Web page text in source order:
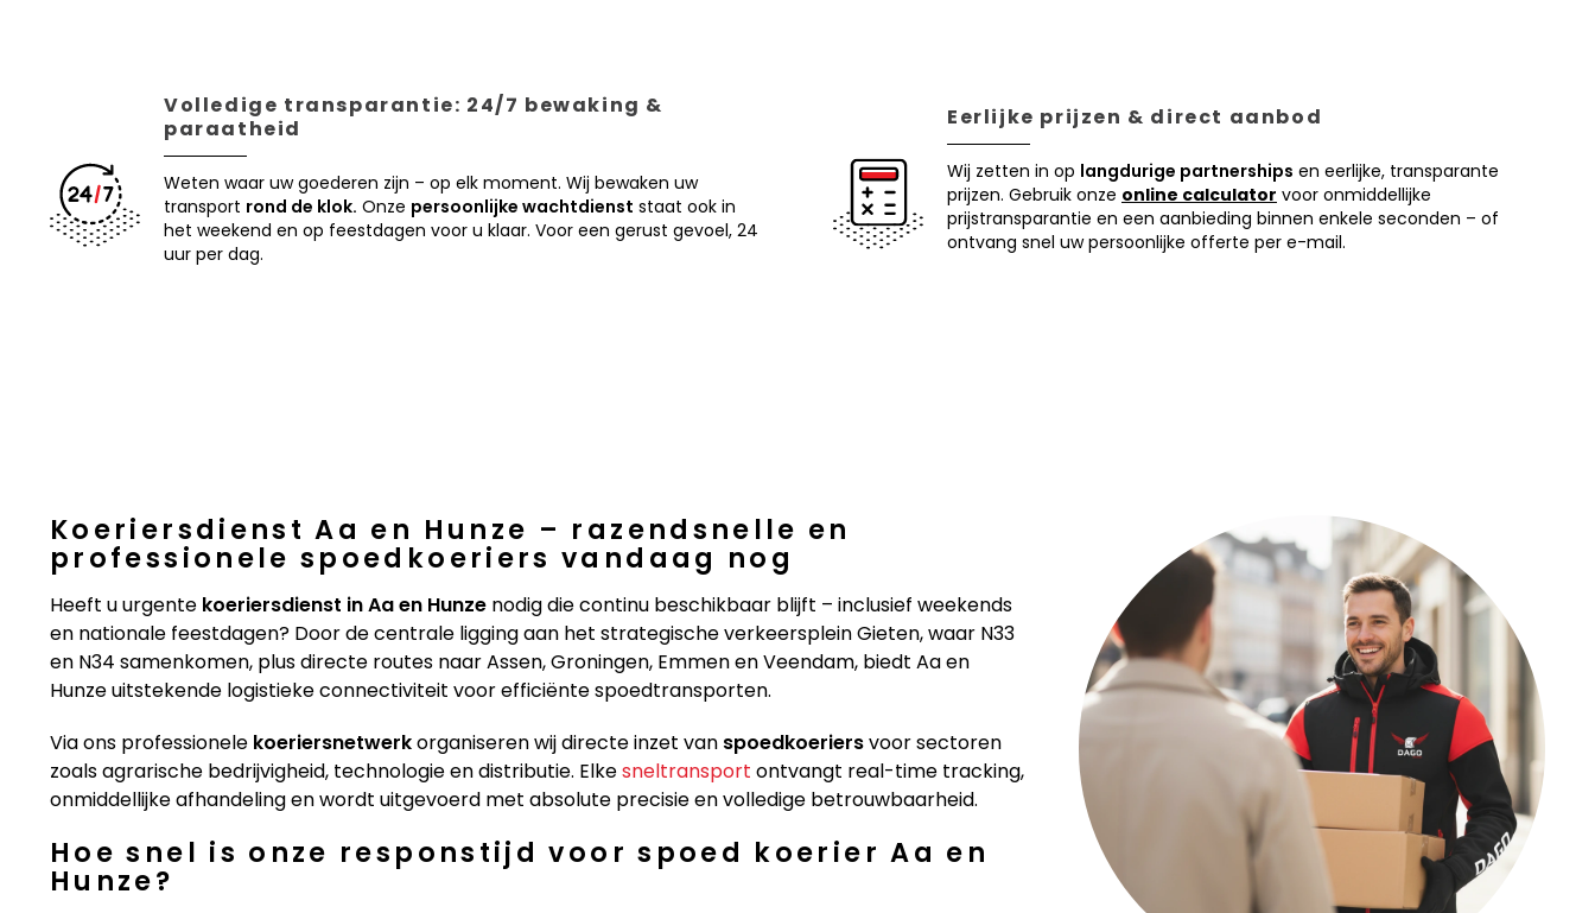
Volledige transparantie: 24/7 bewaking &
paraatheid
Weten waar uw goederen zijn – op elk moment. Wij bewaken uw
transport rond de klok. Onze persoonlijke wachtdienst staat ook in
het weekend en op feestdagen voor u klaar. Voor een gerust gevoel, 24
uur per dag.
Eerlijke prijzen & direct aanbod
Wij zetten in op langdurige partnerships en eerlijke, transparante
prijzen. Gebruik onze online calculator voor onmiddellijke
prijstransparantie en een aanbieding binnen enkele seconden – of
ontvang snel uw persoonlijke offerte per e-mail.
Koeriersdienst Aa en Hunze – razendsnelle en
professionele spoedkoeriers vandaag nog
Heeft u urgente koeriersdienst in Aa en Hunze nodig die continu beschikbaar blijft – inclusief weekends
en nationale feestdagen? Door de centrale ligging aan het strategische verkeersplein Gieten, waar N33
en N34 samenkomen, plus directe routes naar Assen, Groningen, Emmen en Veendam, biedt Aa en
Hunze uitstekende logistieke connectiviteit voor efficiënte spoedtransporten.
Via ons professionele koeriersnetwerkorganiseren wij directe inzet van spoedkoeriersvoor sectoren
zoals agrarische bedrijvigheid, technologie en distributie. Elkesneltransport ontvangt real-time tracking,
onmiddellijke afhandeling en wordt uitgevoerd met absolute precisie en volledige betrouwbaarheid.
Hoe snel is onze responstijd voor spoed koerier Aa en
Hunze?